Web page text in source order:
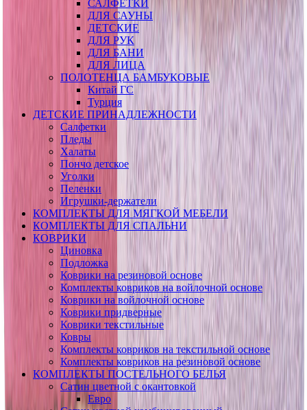
САЛФЕТКИ
ДЛЯ САУНЫ
ДЕТСКИЕ
ДЛЯ РУК
ДЛЯ БАНИ
ДЛЯ ЛИЦА
ПОЛОТЕНЦА БАМБУКОВЫЕ
Китай ГС
Турция
ДЕТСКИЕ ПРИНАДЛЕЖНОСТИ
Салфетки
Пледы
Халаты
Пончо детское
Уголки
Пеленки
Игрушки-держатели
КОМПЛЕКТЫ ДЛЯ МЯГКОЙ МЕБЕЛИ
КОМПЛЕКТЫ ДЛЯ СПАЛЬНИ
КОВРИКИ
Циновка
Подложка
Коврики на резиновой основе
Комплекты ковриков на войлочной основе
Коврики на войлочной основе
Коврики придверные
Коврики текстильные
Ковры
Комплекты ковриков на текстильной основе
Комплекты ковриков на резиновой основе
КОМПЛЕКТЫ ПОСТЕЛЬНОГО БЕЛЬЯ
Сатин цветной с окантовкой
Евро